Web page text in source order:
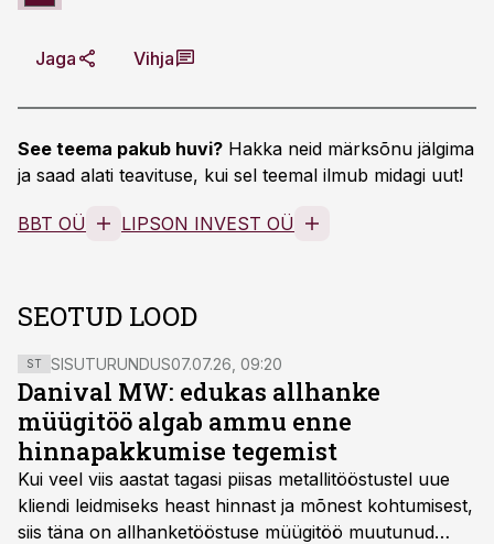
Jaga Vihja
See teema pakub huvi? Hakka neid märksõnu jälgima
ja saad alati teavituse, kui sel teemal ilmub midagi uut!
BBT OÜ LIPSON INVEST OÜ
SEOTUD LOOD
ST SISUTURUNDUS07.07.26, 09:20
Danival MW: edukas allhanke
müügitöö algab ammu enne
hinnapakkumise tegemist
Kui veel viis aastat tagasi piisas metallitööstustel uue
kliendi leidmiseks heast hinnast ja mõnest kohtumisest,
siis täna on allhanketööstuse müügitöö muutunud